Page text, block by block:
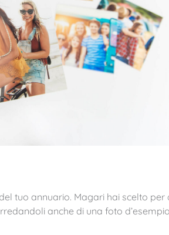
tuo annuario. Magari hai scelto
anche di una foto